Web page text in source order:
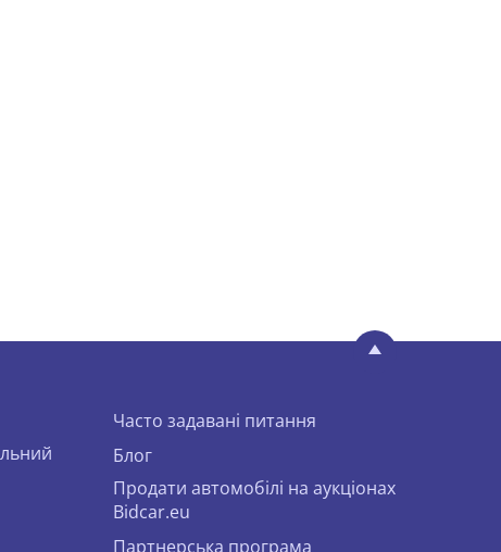
Часто задавані питання
Блог
Продати автомобілі на аукціонах
Bidcar.eu
Партнерська програма